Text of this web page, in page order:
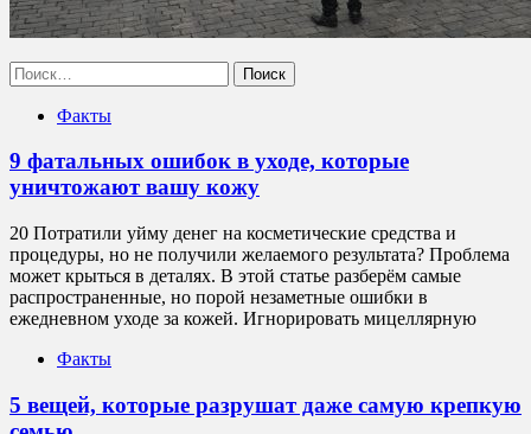
Найти:
Факты
9 фатальных ошибок в уходе, которые
уничтожают вашу кожу
20 Потратили уйму денег на косметические средства и
процедуры, но не получили желаемого результата? Проблема
может крыться в деталях. В этой статье разберём самые
распространенные, но порой незаметные ошибки в
ежедневном уходе за кожей. Игнорировать мицеллярную
Факты
5 вещей, которые разрушат даже самую крепкую